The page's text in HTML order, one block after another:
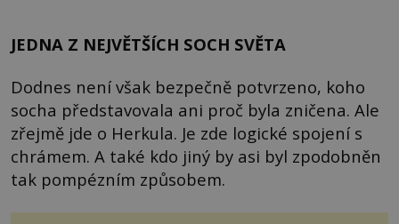
JEDNA Z NEJVĚTŠÍCH SOCH SVĚTA
Dodnes není však bezpečně potvrzeno, koho
socha představovala ani proč byla zničena. Ale
zřejmě jde o Herkula. Je zde logické spojení s
chrámem. A také kdo jiný by asi byl zpodobněn
tak pompézním způsobem.